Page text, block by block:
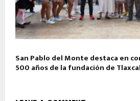
San Pablo del Monte destaca en
500 años de la fundación de